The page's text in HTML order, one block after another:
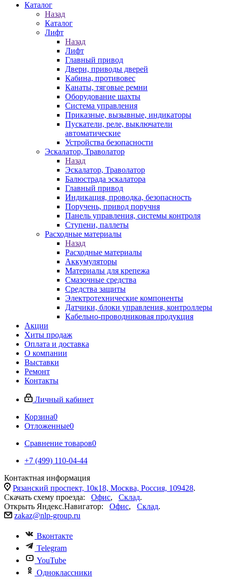
Каталог
Назад
Каталог
Лифт
Назад
Лифт
Главный привод
Двери, приводы дверей
Кабина, противовес
Канаты, тяговые ремни
Оборудование шахты
Система управления
Приказные, вызывные, индикаторы
Пускатели, реле, выключатели
автоматические
Устройства безопасности
Эскалатор, Траволатор
Назад
Эскалатор, Траволатор
Балюстрада эскалатора
Главный привод
Индикация, проводка, безопасность
Поручень, привод поручня
Панель управления, системы контроля
Ступени, паллеты
Расходные материалы
Назад
Расходные материалы
Аккумуляторы
Материалы для крепежа
Смазочные средства
Средства защиты
Электротехнические компоненты
Датчики, блоки управления, контроллеры
Кабельно-проводниковая продукция
Акции
Хиты продаж
Оплата и доставка
О компании
Выставки
Ремонт
Контакты
Личный кабинет
Корзина0
Отложенные0
Сравнение товаров0
+7 (499) 110-04-44
Контактная информация
Рязанский проспект, 10к18, Москва, Россия, 109428.
Скачать схему проезда: Офис, Склад.
Открыть Яндекс.Навигатор: Офис, Склад.
zakaz@nlp-group.ru
Вконтакте
Telegram
YouTube
Одноклассники